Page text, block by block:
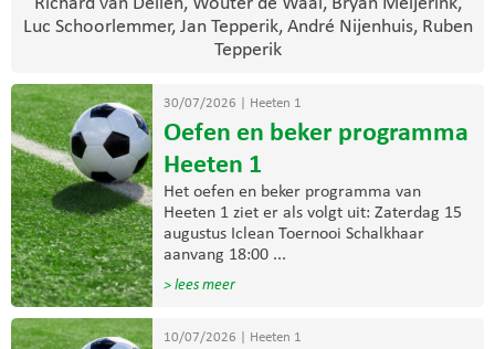
Richard van Dellen, Wouter de Waal, Bryan Meijerink,
Luc Schoorlemmer, Jan Tepperik, André Nijenhuis, Ruben
Tepperik
30/07/2026 Heeten 1
Oefen en beker programma
Heeten 1
Het oefen en beker programma van
Heeten 1 ziet er als volgt uit: Zaterdag 15
augustus Iclean Toernooi Schalkhaar
aanvang 18:00 ...
> lees meer
10/07/2026 Heeten 1